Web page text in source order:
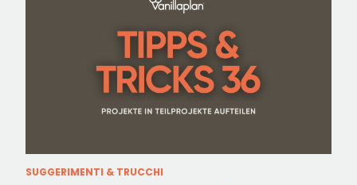
SUGGERIMENTI & TRUCCHI